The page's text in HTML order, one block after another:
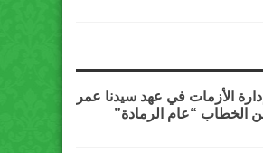
إدارة الأزمات في عهد سيدنا عمر
الخطاب “عام الرمادة”